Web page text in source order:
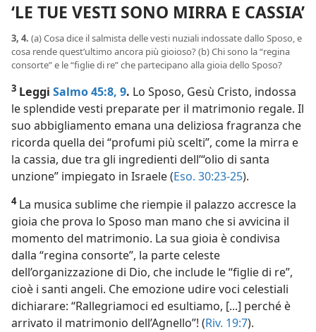
‘LE TUE VESTI SONO MIRRA E CASSIA’
3, 4. (a) Cosa dice il salmista delle vesti nuziali indossate dallo Sposo, e
cosa rende quest’ultimo ancora più gioioso? (b) Chi sono la “regina
consorte” e le “figlie di re” che partecipano alla gioia dello Sposo?
3 Leggi Salmo 45:8, 9. Lo Sposo, Gesù Cristo, indossa
le splendide vesti preparate per il matrimonio regale. Il
suo abbigliamento emana una deliziosa fragranza che
ricorda quella dei “profumi più scelti”, come la mirra e
la cassia, due tra gli ingredienti dell’“olio di santa
unzione” impiegato in Israele (Eso. 30:23-25).
4La musica sublime che riempie il palazzo accresce la
gioia che prova lo Sposo man mano che si avvicina il
momento del matrimonio. La sua gioia è condivisa
dalla “regina consorte”, la parte celeste
dell’organizzazione di Dio, che include le “figlie di re”,
cioè i santi angeli. Che emozione udire voci celestiali
dichiarare: “Rallegriamoci ed esultiamo, [...] perché è
arrivato il matrimonio dell’Agnello”! (Riv. 19:7).